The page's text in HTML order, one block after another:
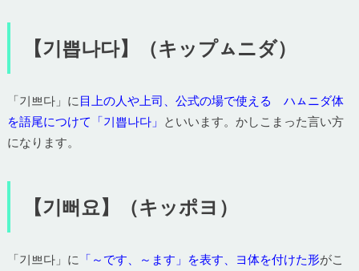
【기쁩나다】（キップㇺニダ）
「기쁘다」に 目上の人や上司、公式の場で使える ハㇺニダ体
を語尾につけて「기쁩나다」
といいます。かしこまった言い方
になります。
【기뻐요】（キッポヨ）
「기쁘다」に 「～です、～ます」を表す、ヨ体を付けた形がこ